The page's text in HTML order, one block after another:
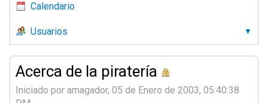
Calendario
Usuarios
Acerca de la piratería
Iniciado por amagador, 05 de Enero de 2003, 05:40:38